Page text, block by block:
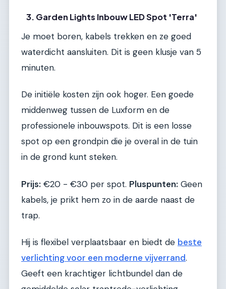
3. Garden Lights Inbouw LED Spot 'Terra'
Je moet boren, kabels trekken en ze goed
waterdicht aansluiten. Dit is geen klusje van 5
minuten.
De initiële kosten zijn ook hoger. Een goede
middenweg tussen de Luxform en de
professionele inbouwspots. Dit is een losse
spot op een grondpin die je overal in de tuin
in de grond kunt steken.
Prijs: €20 - €30 per spot. Pluspunten: Geen
kabels, je prikt hem zo in de aarde naast de
trap.
Hij is flexibel verplaatsbaar en biedt de beste
verlichting voor een moderne vijverrand.
Geeft een krachtiger lichtbundel dan de